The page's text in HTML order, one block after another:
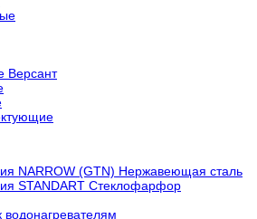
Версант
NARROW (GTN) Нержавеющая сталь
STANDART Стеклофарфор